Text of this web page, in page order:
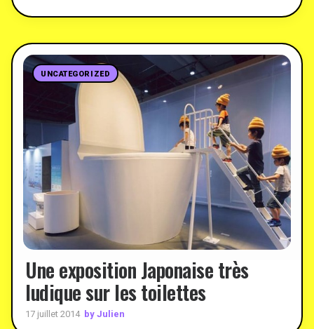
UNCATEGORIZED
Une exposition Japonaise très
ludique sur les toilettes
17 juillet 2014 by Julien